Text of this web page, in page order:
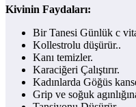
Kivinin Faydaları:
Bir Tanesi Günlük c
Kollestrolu düşürür..
Kanı temizler.
Karaciğeri Çalıştırır.
Kadınlarda Göğüs
Grip ve soğuk